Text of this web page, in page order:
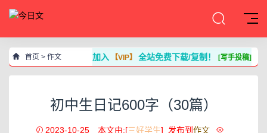
首页 > 作文 加入【VIP】 全站免费下载/复制！ [写手投稿]
初中生日记600字（30篇）
2023-10-25 本文由:[三好学生]_发布到 作文